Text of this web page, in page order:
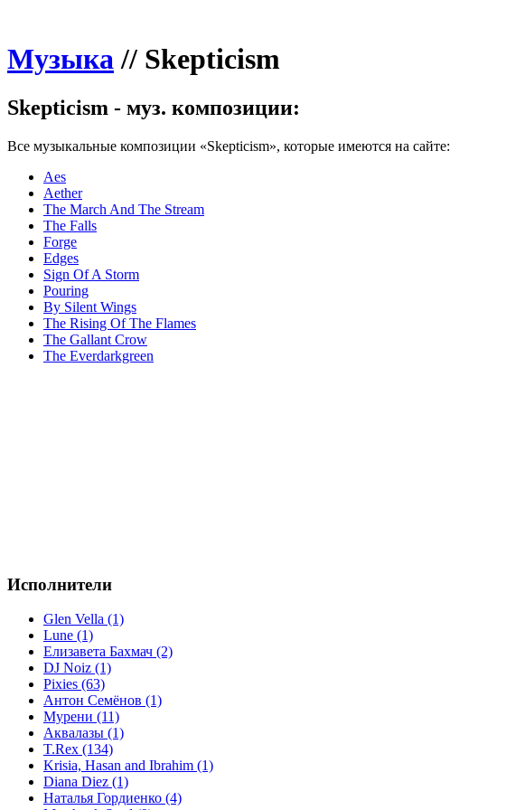
Музыка// Skepticism
Skepticism - муз. композиции:
Все музыкальные композиции «Skepticism», которые имеются на сайте:
Aes
Aether
The March And The Stream
The Falls
Forge
Edges
Sign Of A Storm
Pouring
By Silent Wings
The Rising Of The Flames
The Gallant Crow
The Everdarkgreen
Исполнители
Glen Vella (1)
Lune (1)
Елизавета Бахмач (2)
DJ Noiz (1)
Pixies (63)
Антон Семёнов (1)
Мурени (11)
Аквалазы (1)
T.Rex (134)
Krisia, Hasan and Ibrahim (1)
Diana Diez (1)
Наталья Гордиенко (4)